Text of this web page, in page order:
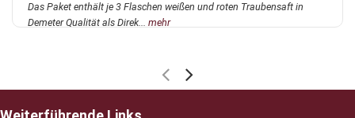
Das Paket enthält je 3 Flaschen weißen und roten Traubensaft in
Demeter Qualität als Direk... mehr